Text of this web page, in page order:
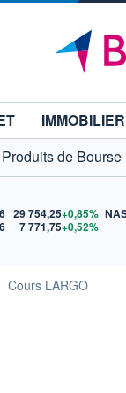
IMMOBILIER
Produits de Bourse
29 754,25+0,85%
7 771,75+0,52%
Cours LARGO